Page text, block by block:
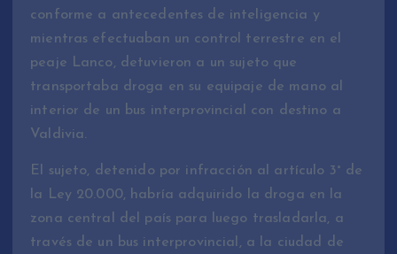
conforme a antecedentes de inteligencia y
mientras efectuaban un control terrestre en el
peaje Lanco, detuvieron a un sujeto que
transportaba droga en su equipaje de mano al
interior de un bus interprovincial con destino a
Valdivia.
El sujeto, detenido por infracción al artículo 3° de
la Ley 20.000, habría adquirido la droga en la
zona central del país para luego trasladarla, a
través de un bus interprovincial, a la ciudad de